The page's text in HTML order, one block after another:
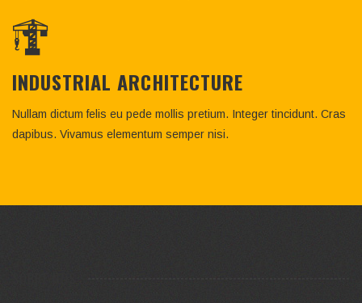
INDUSTRIAL ARCHITECTURE
Nullam dictum felis eu pede mollis pretium. Integer tincidunt. Cras
dapibus. Vivamus elementum semper nisi.